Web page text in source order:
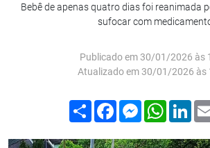
Bebê de apenas quatro dias foi reanimada
sufocar com
Publicado em 30/01/2026 às
Atualizado em 30/01/2026 às
Compartilhar
FacebookMessenger